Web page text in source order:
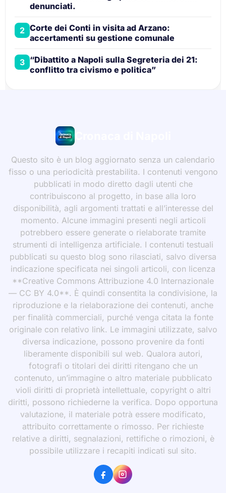
denunciati.
2 Corte dei Conti in visita ad Arzano:
accertamenti su gestione comunale
3 “Dibattito a Napoli sulla Segreteria dei 21:
conflitto tra civismo e politica”
Cronaca di Napoli
Questo sito è un blog aggiornato senza un calendario
fisso o una periodicità prestabilita. I contenuti vengono
pubblicati in modo diretto dagli utenti che
contribuiscono al progetto, in base alla loro
disponibilità, agli argomenti trattati e all’interesse del
momento. Alcune immagini presenti negli articoli
potrebbero essere generate o rielaborate tramite
strumenti di intelligenza artificiale. I contenuti testuali
pubblicati su questo blog sono rilasciati, salvo diversa
indicazione specificata nei singoli articoli, con licenza
**Creative Commons Attribuzione 4.0 Internazionale
— CC BY 4.0**. È quindi consentita la condivisione, la
riproduzione e la rielaborazione dei contenuti, anche
per finalità commerciali, purché venga citata la fonte
originale con relativo link. Le immagini utilizzate, salvo
diversa indicazione, possono provenire da fonti
liberamente disponibili sul web. Qualora autori,
fotografi o titolari dei diritti ritengano che un
contenuto, un’immagine o altro materiale pubblicato
violi diritti di proprietà intellettuale, copyright o altri
diritti, possono richiederne la verifica. Dopo opportuna
valutazione, il materiale potrà essere modificato,
attribuito correttamente o rimosso. Per richieste
relative a diritti, segnalazioni, rettifiche o rimozioni, è
possibile utilizzare i recapiti indicati sul sito.